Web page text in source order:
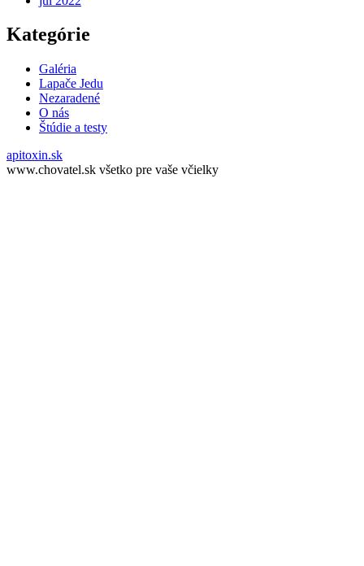
Kategórie
Galéria
Lapače Jedu
Nezaradené
O nás
Štúdie a testy
apitoxin.sk
www.chovatel.sk všetko pre vaše včielky